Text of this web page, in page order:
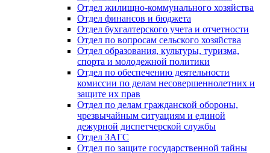
Отдел жилищно-коммунального хозяйства
Отдел финансов и бюджета
Отдел бухгалтерского учета и отчетности
Отдел по вопросам сельского хозяйства
Отдел образования, культуры, туризма,
спорта и молодежной политики
Отдел по обеспечению деятельности
комиссии по делам несовершеннолетних и
защите их прав
Отдел по делам гражданской обороны,
чрезвычайным ситуациям и единой
дежурной диспетчерской службы
Отдел ЗАГС
Отдел по защите государственной тайны